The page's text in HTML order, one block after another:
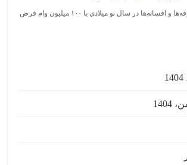
سفر به سرزمین شکوفه‌ها و افسانه‌ها در سال نو میلادی با ۱۰۰ میلیون وام قرض